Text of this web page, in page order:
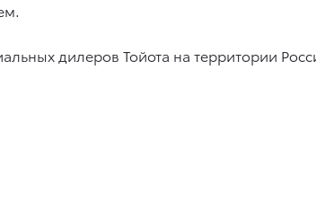
дилеров Тойота на территории